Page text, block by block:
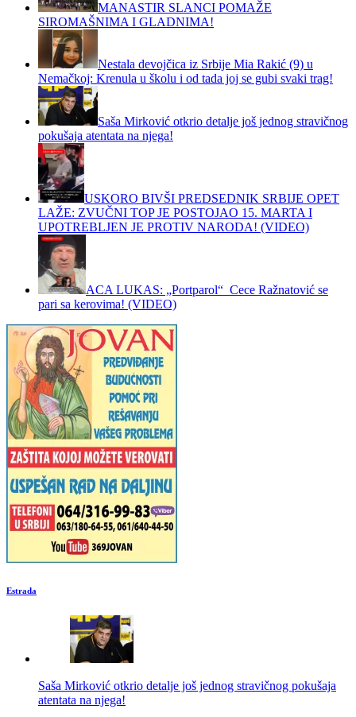
MANASTIR SLANCI POMAŽE
SIROMAŠNIMA I GLADNIMA!
Nestala devojčica iz Srbije Mia Rakić (9) u
Nemačkoj: Krenula u školu i od tada joj se gubi svaki trag!
Saša Mirković otkrio detalje još jednog stravičnog
pokušaja atentata na njega!
USKORO BIVŠI PREDSEDNIK SRBIJE OPET
LAŽE: ZVUČNI TOP JE POSTOJAO 15. MARTA I
UPOTREBLJEN JE PROTIV NARODA! (VIDEO)
ACA LUKAS: „Portparol“ Cece Ražnatović se
pari sa kerovima! (VIDEO)
Estrada
Saša Mirković otkrio detalje još jednog stravičnog pokušaja
atentata na njega!